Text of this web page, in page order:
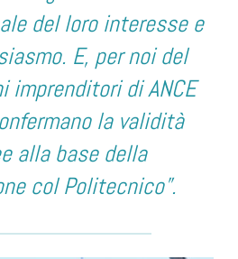
del loro interesse e
E, per noi del
imprenditori di ANCE
la validità
alla base della
col Politecnico”.